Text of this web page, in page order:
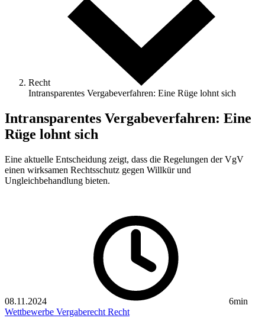
Recht
Intransparentes Vergabeverfahren: Eine Rüge lohnt sich
Intransparentes Vergabeverfahren: Eine
Rüge lohnt sich
Eine aktuelle Entscheidung zeigt, dass die Regelungen der VgV
einen wirksamen Rechtsschutz gegen Willkür und
Ungleichbehandlung bieten.
08.11.2024
6min
Wettbewerbe Vergaberecht Recht